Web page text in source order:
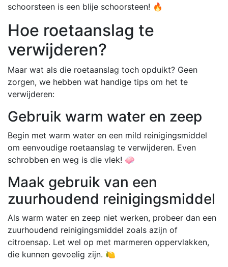
schoorsteen is een blije schoorsteen! 🔥
Hoe roetaanslag te
verwijderen?
Maar wat als die roetaanslag toch opduikt? Geen
zorgen, we hebben wat handige tips om het te
verwijderen:
Gebruik warm water en zeep
Begin met warm water en een mild reinigingsmiddel
om eenvoudige roetaanslag te verwijderen. Even
schrobben en weg is die vlek! 🧼
Maak gebruik van een
zuurhoudend reinigingsmiddel
Als warm water en zeep niet werken, probeer dan een
zuurhoudend reinigingsmiddel zoals azijn of
citroensap. Let wel op met marmeren oppervlakken,
die kunnen gevoelig zijn. 🍋